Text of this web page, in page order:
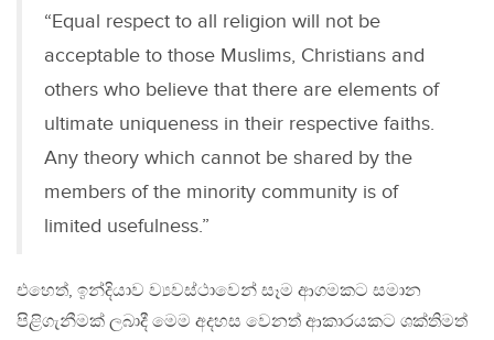
“Equal respect to all religion will not be
acceptable to those Muslims, Christians and
others who believe that there are elements of
ultimate uniqueness in their respective faiths.
Any theory which cannot be shared by the
members of the minority community is of
limited usefulness.”
එහෙත්, ඉන්දියාව ව්‍යවස්ථාවෙන් සෑම ආගමකට සමාන
පිළිගැනීමක් ලබාදී මෙම අදහස වෙනත් ආකාරයකට ශක්තිමත්